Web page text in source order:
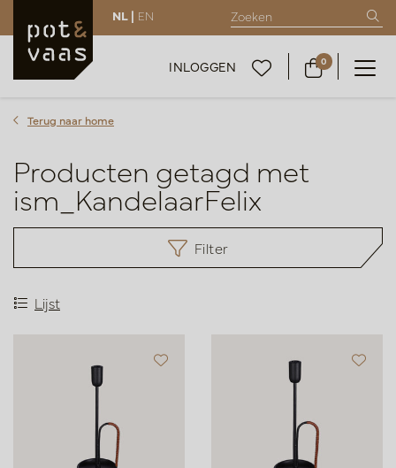
NL | EN
INLOGGEN 0
Terug naar home
Producten getagd met
ism_KandelaarFelix
Filter
Lijst